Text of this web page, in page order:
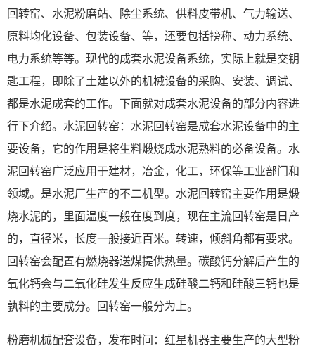
回转窑、水泥粉磨站、除尘系统、供料皮带机、气力输送、
原料均化设备、包装设备、等，还要包括搒称、动力系统、
电力系统等等。现代的成套水泥设备系统，实际上就是交钥
匙工程，即除了土建以外的机械设备的采购、安装、调试、
都是水泥成套的工作。下面就对成套水泥设备的部分内容进
行下介绍。水泥回转窑：水泥回转窑是成套水泥设备中的主
要设备，它的作用是将生料煅烧成水泥熟料的必备设备。水
泥回转窑广泛应用于建材，冶金，化工，环保等工业部门和
领域。是水泥厂生产的不二机型。水泥回转窑主要作用是煅
烧水泥的，里面温度一般在度到度，现在主流回转窑是日产
的，直径米，长度一般接近百米。转速，倾斜角都有要求。
回转窑会配置有燃烧器送煤提供热量。碳酸钙分解后产生的
氧化钙会与二氧化硅发生反应生成硅酸二钙和硅酸三钙也是
孰料的主要成分。回转窑一般分为上。
粉磨机械配套设备，发布时间：红星机器主要生产的大型粉